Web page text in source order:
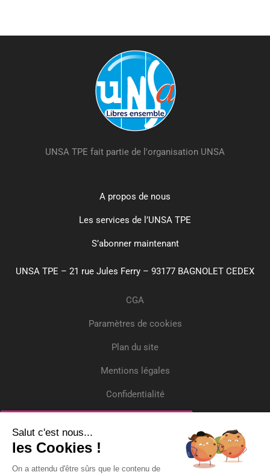
UNSA TPE fait partie de l'organisation UNSA
A propos de nous
Les services de l’UNSA TPE
S’abonner maintenant
UNSA TPE – 21 rue Jules Ferry – 93177 BAGNOLET CEDEX
CGA
Paramètres de cookies
Plan du site
Mentions légales
Confidentialité
Salut c'est nous...
les Cookies !
On a attendu d'être sûrs que le contenu de